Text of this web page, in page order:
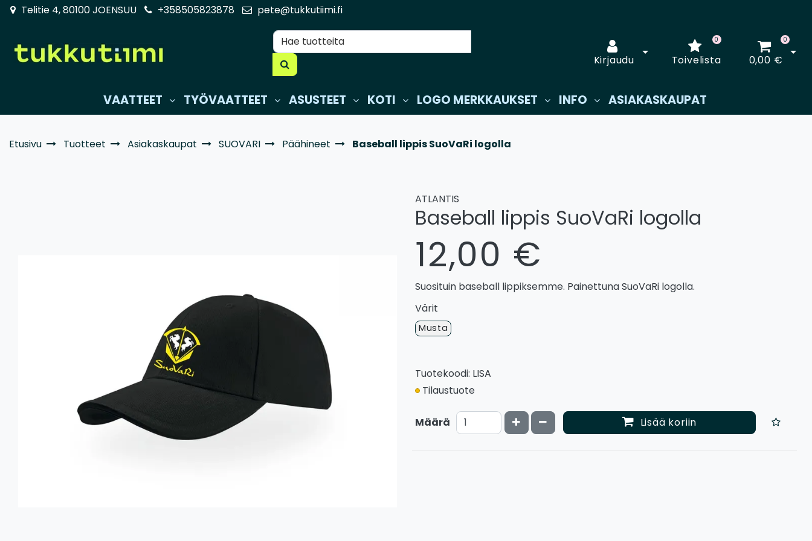
Siirry pääsisältöön
Telitie 4, 80100 JOENSUU +358505823878 pete@tukkutiimi.fi
Kirjaudu
Avaa kirjautuminen
Toivelista
0 0
0,00 €
VAATTEET TYÖVAATTEET ASUSTEET KOTI LOGO MERKKAUKSET INFO ASIAKASKAUPAT
Etusivu Tuotteet Asiakaskaupat SUOVARI Päähineet Baseball lippis SuoVaRi logolla
ATLANTIS
Baseball lippis SuoVaRi logolla
12,00 €
Suosituin baseball lippiksemme. Painettuna SuoVaRi logolla.
Värit
Musta
Tuotekoodi: LISA
Tilaustuote
Määrä Kasvata määrää
Vähennä määrää Lisää koriin